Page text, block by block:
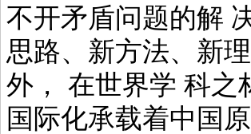
不开矛盾问题的解
思路、新方法、新
外， 在世界学 科之
国际化承载着中国